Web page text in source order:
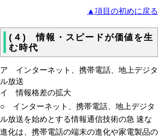
▲項目の初めに戻る
(４) 情報・スピードが価値を生
む時代
ア インターネット、携帯電話、地上デジタ
ル放送
イ 情報格差の拡大
○ インターネット、携帯電話、地上デジタ
ル放送を始めとする情報通信技術の急 速な
進化は、携帯電話の端末の進化や家電製品の